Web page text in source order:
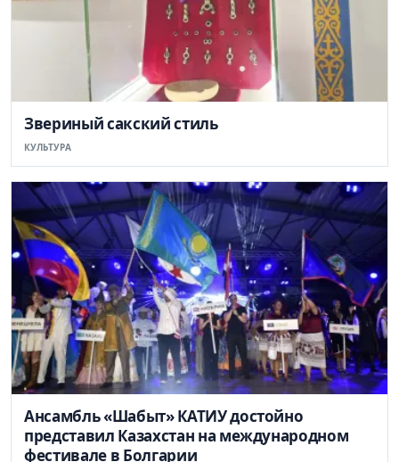
Звериный сакский стиль
КУЛЬТУРА
Ансамбль «Шабыт» КАТИУ достойно
представил Казахстан на международном
фестивале в Болгарии